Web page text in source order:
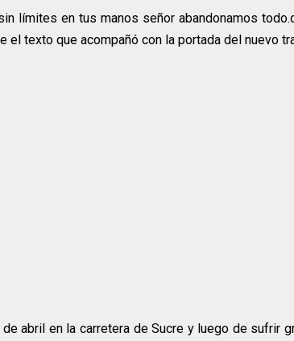
límites en tus manos señor abandonamos
el texto que acompañó con la portada del nuevo
abril en la carretera de Sucre y luego de sufrir